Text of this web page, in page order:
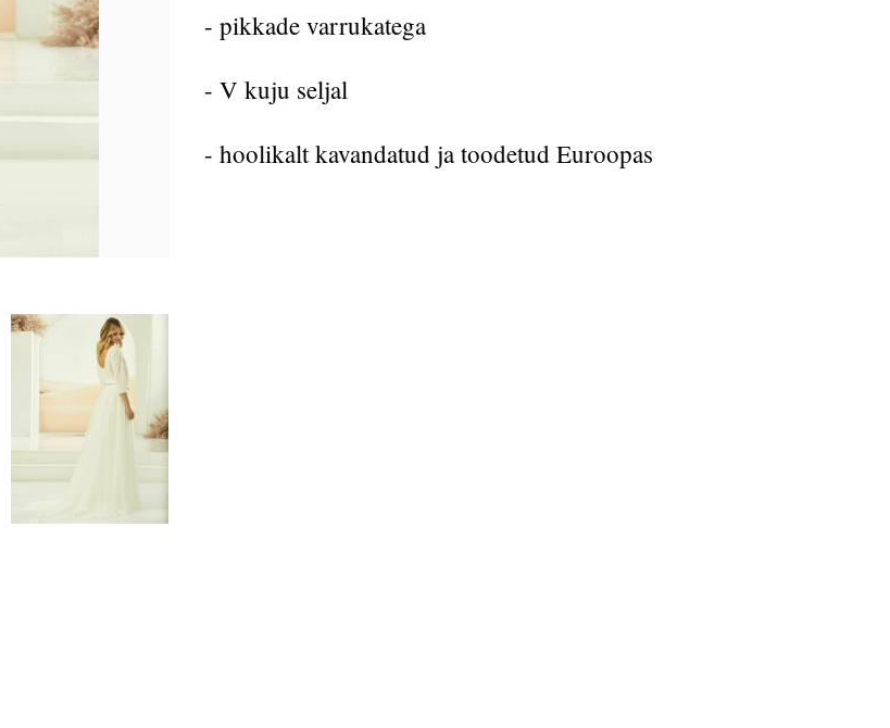
- pikkade varrukatega
- V kuju seljal
- hoolikalt kavandatud ja toodetud Euroopas